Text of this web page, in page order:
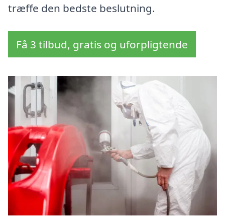
træffe den bedste beslutning.
Få 3 tilbud, gratis og uforpligtende